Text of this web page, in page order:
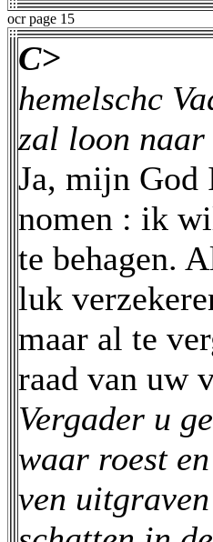
ocr page 15
C>
hemelschc
zal loon naar
Ja, mijn God
nomen : ik
te behagen.
luk
maar al te
raad van uw
Vergader u
waar roest
ven